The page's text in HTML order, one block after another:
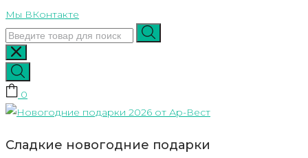
Skip
to
content
Мы ВКонтакте
0
Сладкие новогодние подарки